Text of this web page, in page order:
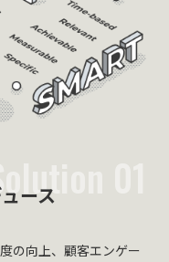
ース 01
の向上、顧客エンゲー